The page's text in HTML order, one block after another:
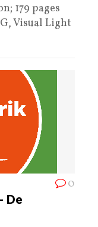
179 pages
Visual Light
0
De